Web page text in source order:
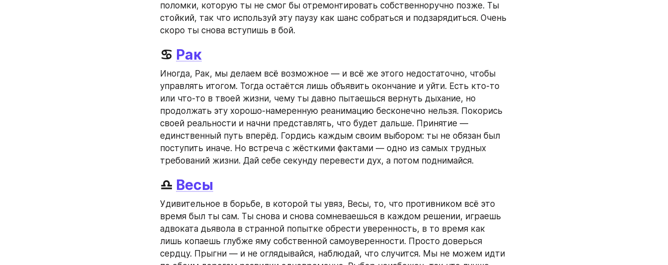
поломки, которую ты не смог бы отремонтировать собственноручно позже. Ты
стойкий, так что используй эту паузу как шанс собраться и подзарядиться. Очень
скоро ты снова вступишь в бой.
♋ Рак
Иногда, Рак, мы делаем всё возможное — и всё же этого недостаточно, чтобы
управлять итогом. Тогда остаётся лишь объявить окончание и уйти. Есть кто‑то
или что‑то в твоей жизни, чему ты давно пытаешься вернуть дыхание, но
продолжать эту хорошо‑намеренную реанимацию бесконечно нельзя. Покорись
своей реальности и начни представлять, что будет дальше. Принятие —
единственный путь вперёд. Гордись каждым своим выбором: ты не обязан был
поступить иначе. Но встреча с жёсткими фактами — одно из самых трудных
требований жизни. Дай себе секунду перевести дух, а потом поднимайся.
♎ Весы
Удивительное в борьбе, в которой ты увяз, Весы, то, что противником всё это
время был ты сам. Ты снова и снова сомневаешься в каждом решении, играешь
адвоката дьявола в странной попытке обрести уверенность, в то время как
лишь копаешь глубже яму собственной самоуверенности. Просто доверься
сердцу. Прыгни — и не оглядывайся, наблюдай, что случится. Мы не можем идти